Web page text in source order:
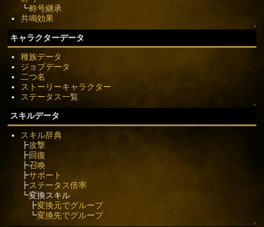
┗称号継承
共鳴効果
↑
キャラクターデータ
種族データ
ジョブデータ
二つ名
ストーリーキャラクター
ステータス一覧
↑
スキルデータ
スキル辞典
┣攻撃
┣回復
┣召喚
┣サポート
┣ステータス倍率
┗変換スキル
┣変換元でグループ
┗変換先でグループ
↑